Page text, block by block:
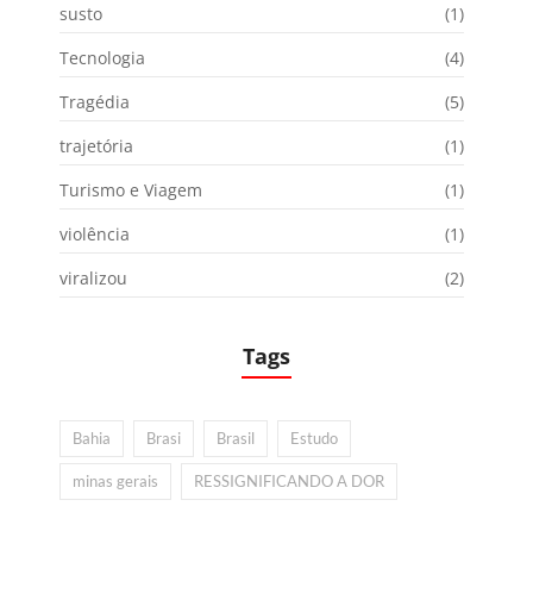
susto
(1)
Tecnologia
(4)
Tragédia
(5)
trajetória
(1)
Turismo e Viagem
(1)
violência
(1)
viralizou
(2)
Tags
Bahia Brasi Brasil Estudo
minas gerais RESSIGNIFICANDO A DOR